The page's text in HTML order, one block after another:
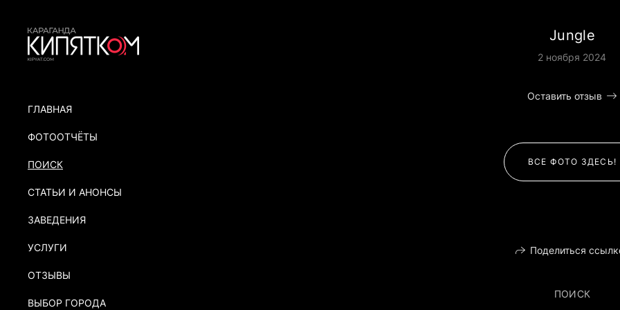
ГЛАВНАЯ
ФОТООТЧЁТЫ
ПОИСК
СТАТЬИ И АНОНСЫ
ЗАВЕДЕНИЯ
УСЛУГИ
ОТЗЫВЫ
ВЫБОР ГОРОДА
Jungle
2 ноября 2024
Оставить отзыв
ВСЕ ФОТО ЗДЕСЬ!
Поделиться
ПОИСК